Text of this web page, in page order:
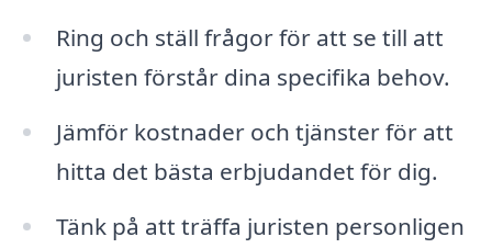
Ring och ställ frågor för att se till att
juristen förstår dina specifika behov.
Jämför kostnader och tjänster för att
hitta det bästa erbjudandet för dig.
Tänk på att träffa juristen personligen